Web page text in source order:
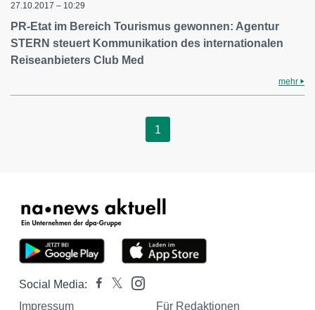
27.10.2017 – 10:29
PR-Etat im Bereich Tourismus gewonnen: Agentur
STERN steuert Kommunikation des internationalen
Reiseanbieters Club Med
mehr
1
Social Media:
Impressum
Für Redaktionen